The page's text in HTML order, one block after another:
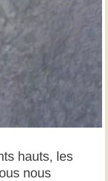
hauts, les
nous